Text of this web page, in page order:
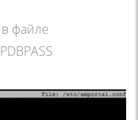
файле